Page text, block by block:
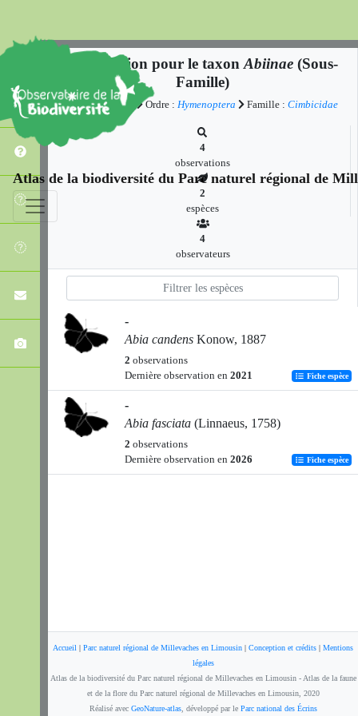
Atlas de la biodiversité du Parc naturel régional de
Observation pour le taxon Abiinae (Sous-
Famille)
Classe :Insecta Ordre : Hymenoptera Famille : Cimbicidae
4
observations
2
espèces
4
observateurs
-
Abia candens Konow, 1887
2 observations
Dernière observation en 2021 Fiche espèce
-
Abia fasciata (Linnaeus, 1758)
2 observations
Dernière observation en 2026 Fiche espèce
Accueil | Parc naturel régional de Millevaches en Limousin | Conception et crédits | Mentions
légales
Atlas de la biodiversité du Parc naturel régional de Millevaches en Limousin - Atlas de la faune
et de la flore du Parc naturel régional de Millevaches en Limousin, 2020
Réalisé avec GeoNature-atlas, développé par le Parc national des Écrins